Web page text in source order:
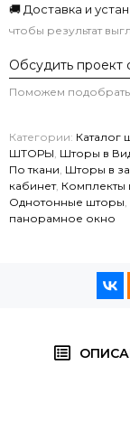
🚚 Доставка и
чтобы результат
Обсудить проект
Поможем
Категории: Каталог
ШТОРЫ Шторы в
По ткани Шторы в
кабинет, Комплекты
Однотонные шторы
панорамное окно